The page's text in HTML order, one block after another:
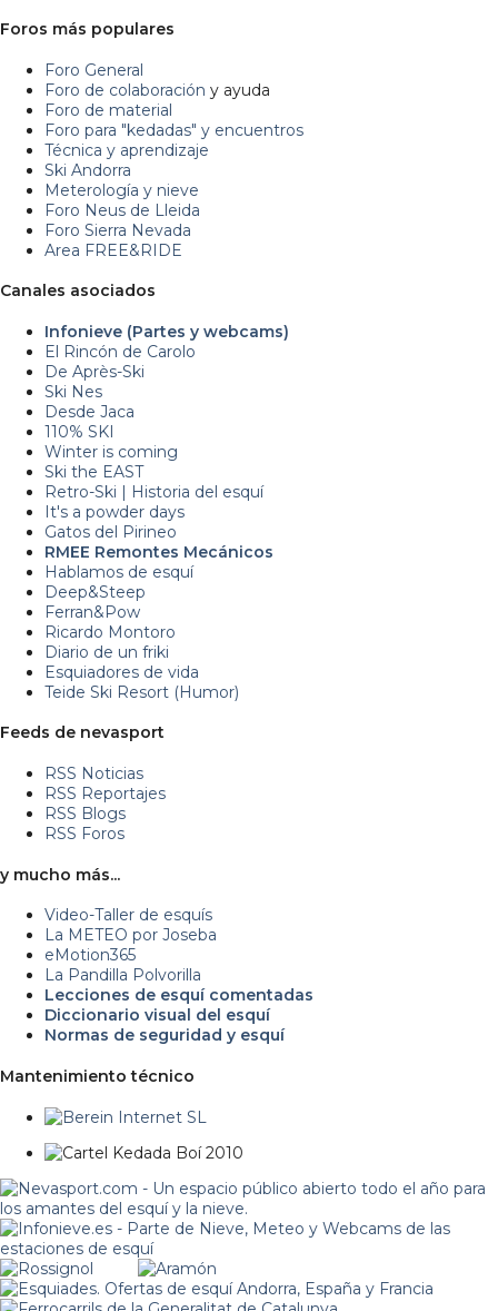
Foros más populares
Foro General
Foro de colaboración y ayuda
Foro de material
Foro para "kedadas" y encuentros
Técnica y aprendizaje
Ski Andorra
Meterología y nieve
Foro Neus de Lleida
Foro Sierra Nevada
Area FREE&RIDE
Canales asociados
Infonieve (Partes y webcams)
El Rincón de Carolo
De Après-Ski
Ski Nes
Desde Jaca
110% SKI
Winter is coming
Ski the EAST
Retro-Ski | Historia del esquí
It's a powder days
Gatos del Pirineo
RMEE Remontes Mecánicos
Hablamos de esquí
Deep&Steep
Ferran&Pow
Ricardo Montoro
Diario de un friki
Esquiadores de vida
Teide Ski Resort (Humor)
Feeds de nevasport
RSS Noticias
RSS Reportajes
RSS Blogs
RSS Foros
y mucho más...
Video-Taller de esquís
La METEO por Joseba
eMotion365
La Pandilla Polvorilla
Lecciones de esquí comentadas
Diccionario visual del esquí
Normas de seguridad y esquí
Mantenimiento técnico